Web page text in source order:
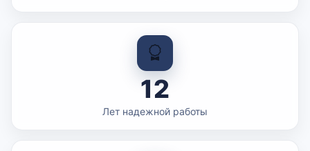
12
Лет надежной работы